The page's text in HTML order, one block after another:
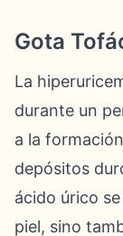
Gota
La
durante un
a la
depósitos
ácido úrico
piel, sino